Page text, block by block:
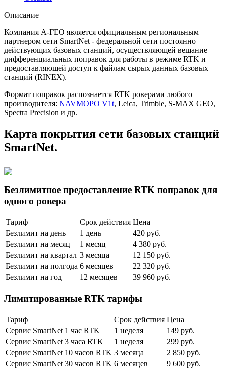
Описание
Компания A-ГЕО является официальным региональным
партнером сети SmartNet - федеральной сети постоянно
действующих базовых станций, осуществляющей вещание
дифференциальных поправок для работы в режиме RTK и
предоставляющей доступ к файлам сырых данных базовых
станций (RINEX).
Формат поправок распознается RTK роверами любого
производителя: NAVMOPO V1t, Leica, Trimble, S-MAX GEO,
Spectra Precision и др.
Карта покрытия сети базовых станций
SmartNet.
Безлимитное предоставление RTK поправок для
одного ровера
Тариф Срок действия Цена
Безлимит на день
1 день
420 руб.
Безлимит на месяц
1 месяц
4 380 руб.
Безлимит на квартал 3 месяца
12 150 руб.
Безлимит на полгода 6 месяцев
22 320 руб.
Безлимит на год
12 месяцев 39 960 руб.
Лимитированные RTK тарифы
Тариф Срок действия Цена
Сервис SmartNet 1 час RTK
1 неделя
149 руб.
Сервис SmartNet 3 часа RTK
1 неделя
299 руб.
Сервис SmartNet 10 часов RTK 3 месяца
2 850 руб.
Сервис SmartNet 30 часов RTK 6 месяцев 9 600 руб.